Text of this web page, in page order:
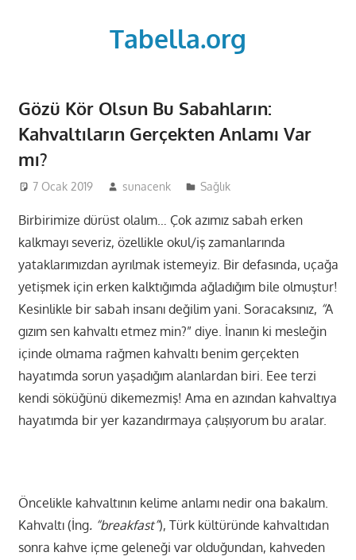
Tabella.org
Gözü Kör Olsun Bu Sabahların:
Kahvaltıların Gerçekten Anlamı Var
mı?
7 Ocak 2019 sunacenk Sağlık
Birbirimize dürüst olalım… Çok azımız sabah erken
kalkmayı severiz, özellikle okul/iş zamanlarında
yataklarımızdan ayrılmak istemeyiz. Bir defasında, uçağa
yetişmek için erken kalktığımda ağladığım bile olmuştur!
Kesinlikle bir sabah insanı değilim yani. Soracaksınız, “A
gızım sen kahvaltı etmez min?” diye. İnanın ki mesleğin
içinde olmama rağmen kahvaltı benim gerçekten
hayatımda sorun yaşadığım alanlardan biri. Eee terzi
kendi söküğünü dikemezmiş! Ama en azından kahvaltıya
hayatımda bir yer kazandırmaya çalışıyorum bu aralar.
Öncelikle kahvaltının kelime anlamı nedir ona bakalım.
Kahvaltı (İng. “breakfast”), Türk kültüründe kahvaltıdan
sonra kahve içme geleneği var olduğundan, kahveden